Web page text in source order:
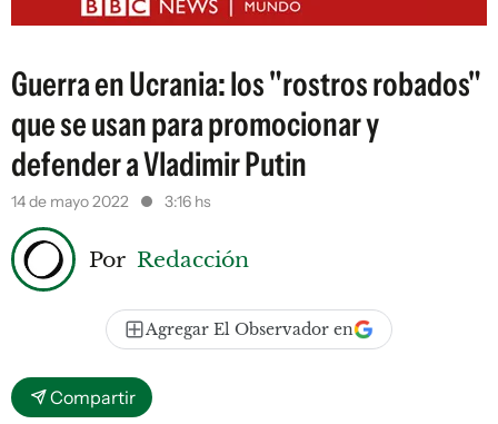
Guerra en Ucrania: los "rostros robados"
que se usan para promocionar y
defender a Vladimir Putin
14 de mayo 2022 3:16 hs
Por Redacción
Agregar El Observador en
Compartir